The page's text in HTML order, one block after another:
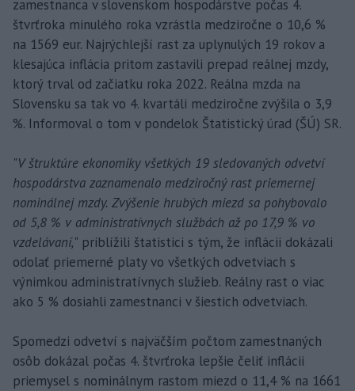
zamestnanca v slovenskom hospodárstve počas 4.
štvrťroka minulého roka vzrástla medziročne o 10,6 %
na 1569 eur. Najrýchlejší rast za uplynulých 19 rokov a
klesajúca inflácia pritom zastavili prepad reálnej mzdy,
ktorý trval od začiatku roka 2022. Reálna mzda na
Slovensku sa tak vo 4. kvartáli medziročne zvýšila o 3,9
%. Informoval o tom v pondelok Štatistický úrad (ŠÚ) SR.
"V štruktúre ekonomiky všetkých 19 sledovaných odvetví
hospodárstva zaznamenalo medziročný rast priemernej
nominálnej mzdy. Zvýšenie hrubých miezd sa pohybovalo
od 5,8 % v administratívnych službách až po 17,9 % vo
vzdelávaní," priblížili štatistici s tým, že inflácii dokázali
odolať priemerné platy vo všetkých odvetviach s
výnimkou administratívnych služieb. Reálny rast o viac
ako 5 % dosiahli zamestnanci v šiestich odvetviach.
Spomedzi odvetví s najväčším počtom zamestnaných
osôb dokázal počas 4. štvrťroka lepšie čeliť inflácii
priemysel s nominálnym rastom miezd o 11,4 % na 1661